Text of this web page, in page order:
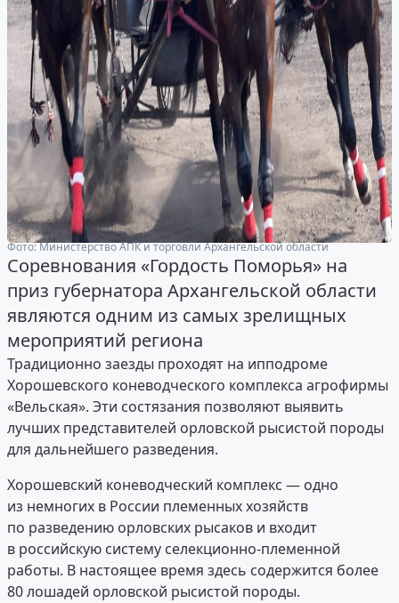
Фото: Министерство АПК и торговли Архангельской области
Соревнования «Гордость Поморья» на
приз губернатора Архангельской области
являются одним из самых зрелищных
мероприятий региона
Традиционно заезды проходят на ипподроме
Хорошевского коневодческого комплекса агрофирмы
«Вельская». Эти состязания позволяют выявить
лучших представителей орловской рысистой породы
для дальнейшего разведения.
Хорошевский коневодческий комплекс — одно
из немногих в России племенных хозяйств
по разведению орловских рысаков и входит
в российскую систему селекционно-племенной
работы. В настоящее время здесь содержится более
80 лошадей орловской рысистой породы.